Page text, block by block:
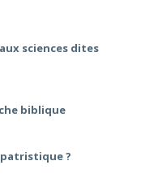
sciences dites
biblique
?